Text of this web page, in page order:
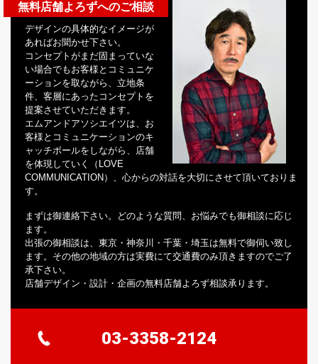
無料店舗よろずへのご相談
デザインの具体的なイメージが
あればお聞かせ下さい。
コンセプトがまだ固まっていな
い場合でもお客様とコミュニケ
ーションを取ながら、立地条
件、客層にあったコンセプトを
提案させていただきます。
エムアンドアソシエイツは、お
客様とコミュニケーションのキ
ャッチボールをしながら、店舗
を体現していく（LOVE
COMMUNICATION）、心からの対話を大切にさせて頂いておりま
す。
まずは御連絡下さい。どのような質問、お悩みでも御相談に応じ
ます。
出張の御相談は、東京・神奈川・千葉・埼玉は無料で御伺い致し
ます。その他の地域の方は実費にて交通費のみ頂きますのでご了
承下さい。
店舗デザイン・設計・企画の無料店舗よろず相談承ります。
03-3358-2124